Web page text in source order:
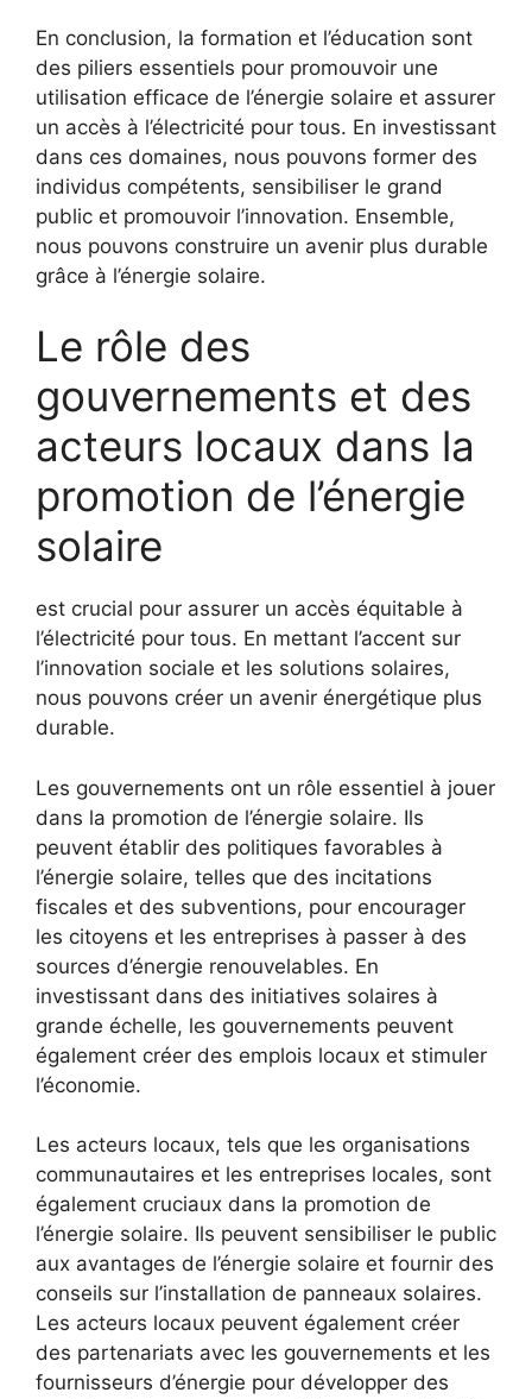
En conclusion, la formation‍ et l’éducation sont
des piliers essentiels pour promouvoir une
utilisation efficace⁣ de l’énergie solaire et assurer
un accès à ⁤l’électricité pour tous. En investissant
dans ces ⁢domaines, nous pouvons former des
individus ⁣compétents, sensibiliser le grand
public et promouvoir l’innovation. Ensemble,
nous pouvons construire un avenir plus durable
grâce à l’énergie solaire.
Le rôle des ​
gouvernements et des
‍acteurs locaux dans la
promotion de l’énergie
solaire
est crucial pour assurer un accès équitable à
l’électricité pour‌ tous. En mettant l’accent sur
⁣l’innovation ⁢sociale et les solutions solaires,
nous pouvons créer un avenir énergétique ⁣plus
⁣durable.
Les gouvernements ont un rôle⁣ essentiel à jouer
dans la promotion de l’énergie solaire. Ils
peuvent établir des politiques favorables à
l’énergie solaire, telles que​ des ​incitations
fiscales et​ des subventions, pour encourager
‍les citoyens et ⁣les entreprises à passer⁤ à des
sources d’énergie renouvelables. En
investissant dans des initiatives solaires à ​
grande échelle, les gouvernements⁢ peuvent
également ‍créer des emplois locaux et stimuler
l’économie.
Les‌ acteurs locaux, tels que les organisations
communautaires et les entreprises locales, sont
également cruciaux dans la promotion de
l’énergie solaire. Ils peuvent sensibiliser le‌ public
aux avantages de‌ l’énergie solaire et fournir des
conseils sur l’installation⁣ de panneaux solaires.
Les acteurs locaux peuvent également créer
des⁤ partenariats‍ avec les gouvernements et les
⁢fournisseurs d’énergie​ pour​ développer des